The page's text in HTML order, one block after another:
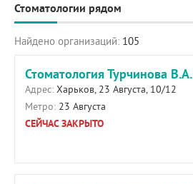
Стоматологии рядом
Найдено организаций: 105
Стоматология Турчинова В.А.
Адрес: Харьков, 23 Августа, 10/12
Метро: 23 Августа
СЕЙЧАС ЗАКРЫТО